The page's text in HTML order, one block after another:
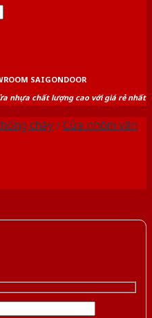
SAIGONDOOR
nhựa chất lượng cao với giá rẻ nhất
cháy/Cửa nhôm vân